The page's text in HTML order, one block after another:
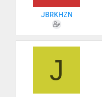
JBRKHZN
J